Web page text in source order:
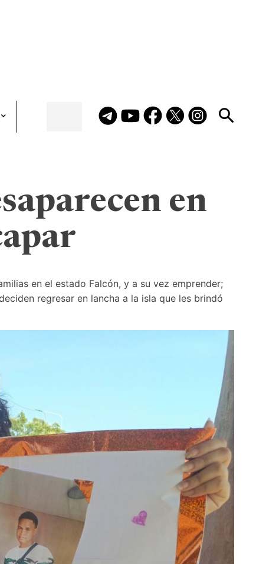
en
en el estado Falcón, y a su vez emprender;
regresar en lancha a la isla que les brindó